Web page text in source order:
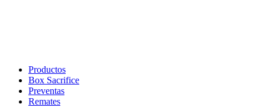
Productos
Box Sacrifice
Preventas
Remates